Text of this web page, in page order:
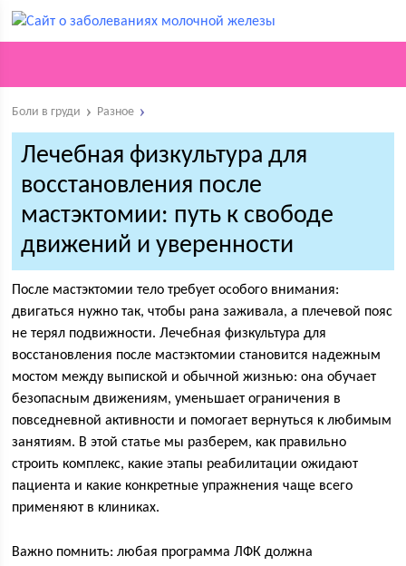
Боли в груди Разное
Лечебная физкультура для
восстановления после
мастэктомии: путь к свободе
движений и уверенности
После мастэктомии тело требует особого внимания:
двигаться нужно так, чтобы рана заживала, а плечевой пояс
не терял подвижности. Лечебная физкультура для
восстановления после мастэктомии становится надежным
мостом между выпиской и обычной жизнью: она обучает
безопасным движениям, уменьшает ограничения в
повседневной активности и помогает вернуться к любимым
занятиям. В этой статье мы разберем, как правильно
строить комплекс, какие этапы реабилитации ожидают
пациента и какие конкретные упражнения чаще всего
применяют в клиниках.
Важно помнить: любая программа ЛФК должна